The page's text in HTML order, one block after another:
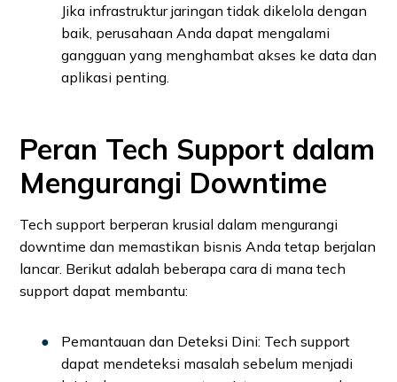
Jika infrastruktur jaringan tidak dikelola dengan
baik, perusahaan Anda dapat mengalami
gangguan yang menghambat akses ke data dan
aplikasi penting.
Peran Tech Support dalam
Mengurangi Downtime
Tech support berperan krusial dalam mengurangi
downtime dan memastikan bisnis Anda tetap berjalan
lancar. Berikut adalah beberapa cara di mana tech
support dapat membantu:
Pemantauan dan Deteksi Dini: Tech support
dapat mendeteksi masalah sebelum menjadi